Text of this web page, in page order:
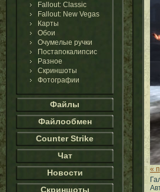
Fallout: Classic
Fallout: New Vegas
Карты
Обои
Очумелые ручки
Постапокалипсис
Разное
Скриншоты
Фотографии
Файлы
Файлообмен
Counter Strike
Чат
Новости
Скриншоты
«